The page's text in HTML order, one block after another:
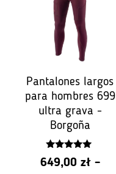
Pantalones largos
para hombres 699
ultra grava -
Borgoña
5.00
z 5
649,00 zł –